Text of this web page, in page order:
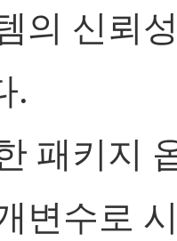
의 신뢰
.
패키지
변수로